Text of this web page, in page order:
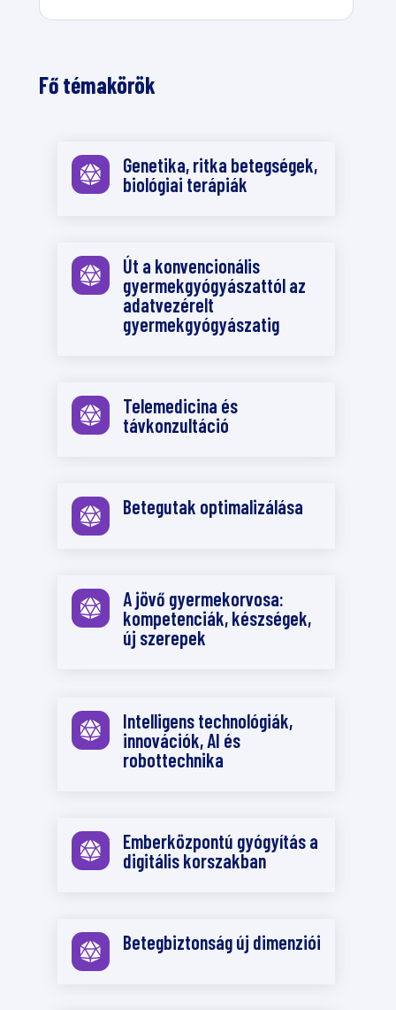
Fő témakörök

Genetika, ritka betegségek,
biológiai terápiák

Út a konvencionális
gyermekgyógyászattól az
adatvezérelt
gyermekgyógyászatig

Telemedicina és
távkonzultáció
 Betegutak optimalizálása

A jövő gyermekorvosa:
kompetenciák, készségek,
új szerepek

Intelligens technológiák,
innovációk, AI és
robottechnika

Emberközpontú gyógyítás a
digitális korszakban
 Betegbiztonság új dimenziói